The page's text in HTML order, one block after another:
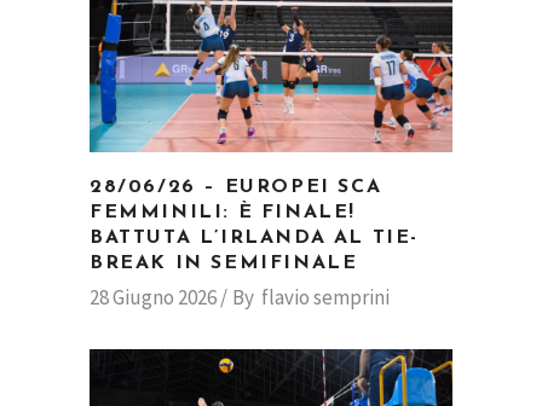
28/06/26 – EUROPEI SCA
FEMMINILI: È FINALE!
BATTUTA L’IRLANDA AL TIE-
BREAK IN SEMIFINALE
28 Giugno 2026 By flavio semprini